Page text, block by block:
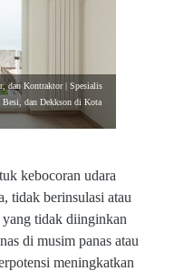
dan Kontraktor | Spesialis
dan Dekkson di Kota
kebocoran udara
tidak berinsulasi atau
tidak diinginkan
di musim panas atau
meningkatkan